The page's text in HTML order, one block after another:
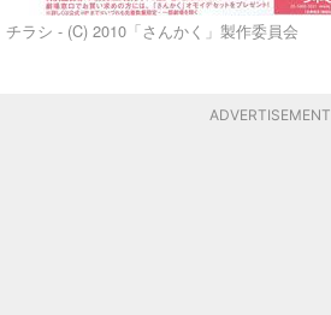
チラシ - (C) 2010「さんかく」製作委員会
ADVERTISEMENT